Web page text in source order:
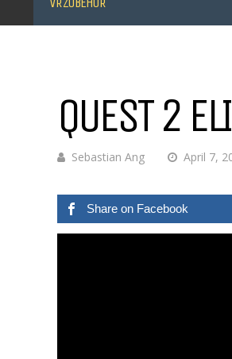
QUEST 2
Sebastian Ang April 7,
Share on Facebook